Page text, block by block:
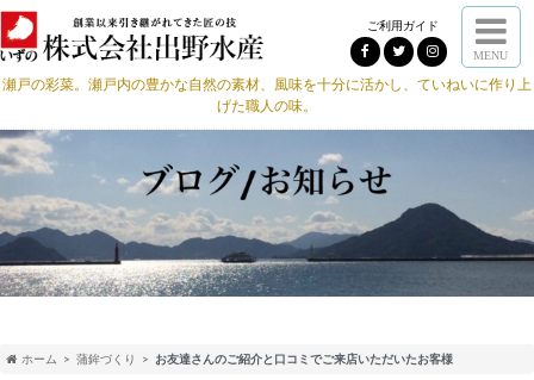
ご利用ガイド
MENU
瀬戸の彩菜。瀬戸内の豊かな自然の素材、風味を十分に活かし、ていねいに作り上
げた職人の味。
ホーム 蒲鉾づくり お友達さんのご紹介と口コミでご来店いただいたお客様